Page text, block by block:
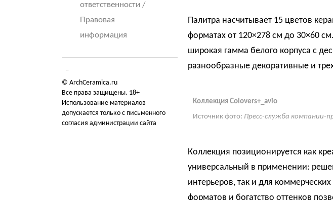
ответственности /
Правовая
информация
© ArchCeramica.ru
Все права защищены. 18+
Использование материалов
допускается только с письменного
согласия администрации сайта
Палитра насчитывает 15 цветов
форматах от 120×278 см до 30×60
широкая гамма белого корпуса с
разнообразные декоративные и
Коллекция Colovers+_avio
Источник фото: Пресс-служба компании-
Коллекция позиционируется как
универсальный в применении:
интерьеров, так и для
форматов и богатство оттенков